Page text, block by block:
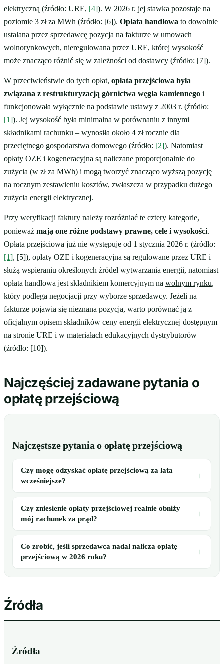
elektryczną (źródło: URE, [4]). W 2026 r. jej stawka pozostaje na
poziomie 3 zł za MWh (źródło: [6]). Opłata handlowa to dowolnie
ustalana przez sprzedawcę pozycja na fakturze w umowach
wolnorynkowych, nieregulowana przez URE, której wysokość
może znacząco różnić się w zależności od dostawcy (źródło: [7]).
W przeciwieństwie do tych opłat, opłata przejściowa była
związana z restrukturyzacją górnictwa węgla kamiennego i
funkcjonowała wyłącznie na podstawie ustawy z 2003 r. (źródło:
[1]). Jej wysokość była minimalna w porównaniu z innymi
składnikami rachunku – wynosiła około 4 zł rocznie dla
przeciętnego gospodarstwa domowego (źródło: [2]). Natomiast
opłaty OZE i kogeneracyjna są naliczane proporcjonalnie do
zużycia (w zł za MWh) i mogą tworzyć znacząco wyższą pozycję
na rocznym zestawieniu kosztów, zwłaszcza w przypadku dużego
zużycia energii elektrycznej.
Przy weryfikacji faktury należy rozróżniać te cztery kategorie,
ponieważ mają one różne podstawy prawne, cele i wysokości.
Opłata przejściowa już nie występuje od 1 stycznia 2026 r. (źródło:
[1], [5]), opłaty OZE i kogeneracyjna są regulowane przez URE i
służą wspieraniu określonych źródeł wytwarzania energii, natomiast
opłata handlowa jest składnikiem komercyjnym na wolnym rynku,
który podlega negocjacji przy wyborze sprzedawcy. Jeżeli na
fakturze pojawia się nieznana pozycja, warto porównać ją z
oficjalnym opisem składników ceny energii elektrycznej dostępnym
na stronie URE i w materiałach edukacyjnych dystrybutorów
(źródło: [10]).
Najczęściej zadawane pytania o
opłatę przejściową
Najczęstsze pytania o opłatę przejściową
Czy mogę odzyskać opłatę przejściową za lata
wcześniejsze?
Czy zniesienie opłaty przejściowej realnie obniży
mój rachunek za prąd?
Co zrobić, jeśli sprzedawca nadal nalicza opłatę
przejściową w 2026 roku?
Źródła
Źródła